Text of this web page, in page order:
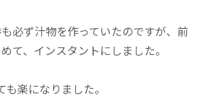
必ず汁物を作っていたのですが、前
て、インスタントにしました。
楽になりました。